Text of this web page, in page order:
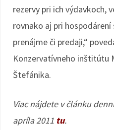
rezervy pri ich výdavkoch,
rovnako aj pri
prenájme či predaji,“
Konzervatívneho inštitútu
Štefánika.
Viac nájdete v článku
apríla 2011 tu.